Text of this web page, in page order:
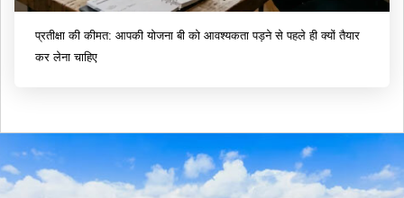
प्रतीक्षा की कीमत: आपकी योजना बी को आवश्यकता पड़ने से पहले ही क्यों तैयार
कर लेना चाहिए